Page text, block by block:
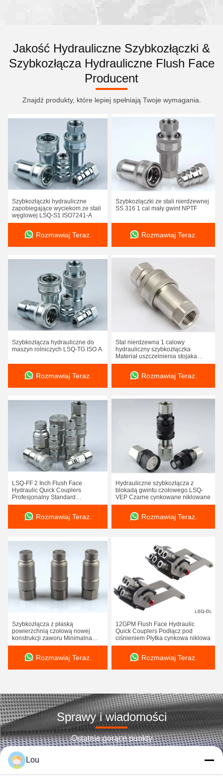
Jakość Hydrauliczne Szybkozłączki &
Szybkozłącza Hydrauliczne Flush Face
Producent
Znajdź produkty, które lepiej spełniają Twoje wymagania.
Szybkozłączki hydrauliczne
zapobiegające wyciekom ze stali
węglowej LSQ-S1 ISO7241-A
Rozmawiaj Teraz.
Szybkozłączki ze stali nierdzewnej
SS 316 1 cal mały gwint NPTF
Rozmawiaj Teraz.
Szybkozłącza hydrauliczne do
maszyn rolniczych LSQ-TG ISO A
Rozmawiaj Teraz.
Stal nierdzewna 1 calowy
hydrauliczny szybkozłączka
Materiał uszczelnienia stojaka
SS316
Rozmawiaj Teraz.
LSQ-FF 2 Inch Flush Face
Hydraulic Quick Couplers
Profesjonalny Standard
ISO16028
Rozmawiaj Teraz.
Hydrauliczne szybkozłącza z
blokadą gwintu czołowego LSQ-
VEP Czarne cynkowane niklowane
Rozmawiaj Teraz.
Szybkozłącza z płaską
powierzchnią czołową nowej
konstrukcji zaworu Minimalna
utrata płynu
Rozmawiaj Teraz.
12GPM Flush Face Hydraulic
Quick Couplers Podłącz pod
ciśnieniem Płytka cynkowa niklowa
Rozmawiaj Teraz.
Sprawy i wiadomości
Ostatnie gorące punkty
Lou